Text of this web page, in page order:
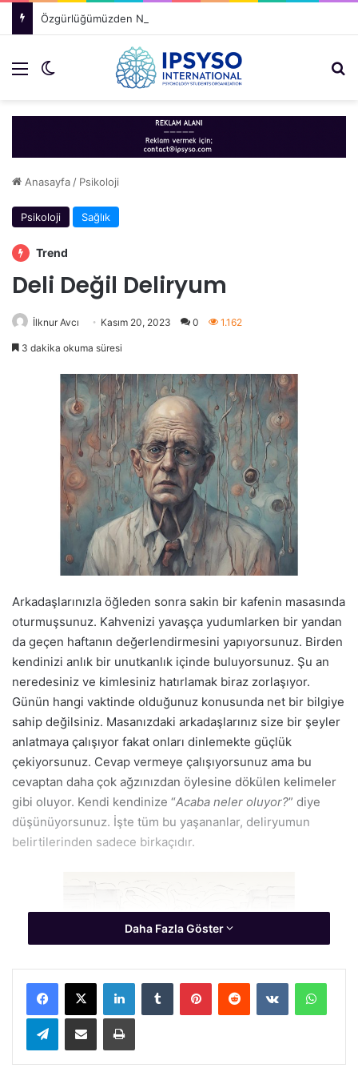
Özgürlüğümüzden Neden Vazgeçeriz?
Menü Dış görünümü değiştir
Anasayfa / Psikoloji
Psikoloji Sağlık
Trend
Deli Değil Deliryum
İlknur Avcı Kasım 20, 2023 0 1.162
3 dakika okuma süresi
Arkadaşlarınızla öğleden sonra sakin bir kafenin masasında
oturmuşsunuz. Kahvenizi yavaşça yudumlarken bir yandan
da geçen haftanın değerlendirmesini yapıyorsunuz. Birden
kendinizi anlık bir unutkanlık içinde buluyorsunuz. Şu an
neredesiniz ve kimlesiniz hatırlamak biraz zorlaşıyor.
Günün hangi vaktinde olduğunuz konusunda net bir bilgiye
sahip değilsiniz. Masanızdaki arkadaşlarınız size bir şeyler
anlatmaya çalışıyor fakat onları dinlemekte güçlük
çekiyorsunuz. Cevap vermeye çalışıyorsunuz ama bu
cevaptan daha çok ağzınızdan öylesine dökülen kelimeler
gibi oluyor. Kendi kendinize “Acaba neler oluyor?” diye
düşünüyorsunuz. İşte tüm bu yaşananlar, deliryumun
belirtilerinden sadece birkaçıdır.
Daha Fazla Göster
Facebook
X LinkedInTumblr PinterestReddit VKontakte
TelegramE-Posta ile paylaş Yazdır